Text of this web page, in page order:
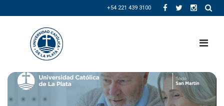
+54 221 439 3100